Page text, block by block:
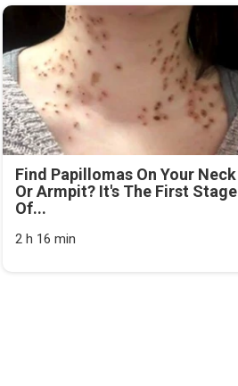
Find Papillomas On Your Neck
Or Armpit? It's The First Stage
Of...
2 h 16 min